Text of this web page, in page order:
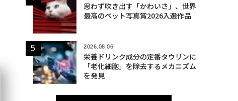
思わず吹き出す「かわいさ」、世界
最高のペット写真賞2026入選作品
2026.08.06
栄養ドリンク成分の定番タウリンに
「老化細胞」を除去するメカニズム
を発見